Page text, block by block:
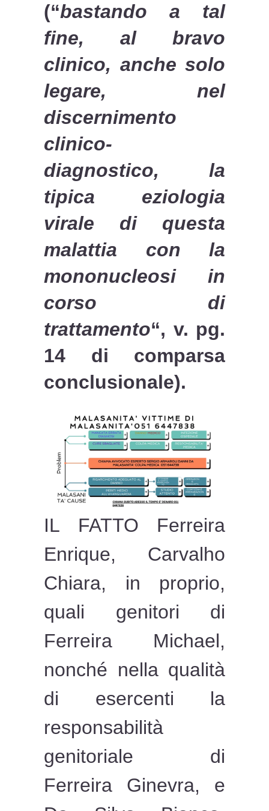
(“bastando a tal
fine, al bravo
clinico, anche solo
legare, nel
discernimento
clinico-
diagnostico, la
tipica eziologia
virale di questa
malattia con la
mononucleosi in
corso di
trattamento“, v. pg.
14 di comparsa
conclusionale).
IL FATTO Ferreira
Enrique, Carvalho
Chiara, in proprio,
quali genitori di
Ferreira Michael,
nonché nella qualità
di esercenti la
responsabilità
genitoriale di
Ferreira Ginevra, e